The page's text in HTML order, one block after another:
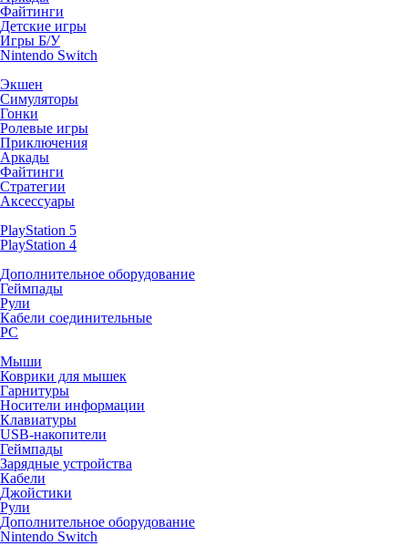
Файтинги
Детские игры
Игры Б/У
Nintendo Switch
Экшен
Симуляторы
Гонки
Ролевые игры
Приключения
Аркады
Файтинги
Стратегии
Аксессуары
PlayStation 5
PlayStation 4
Дополнительное оборудование
Геймпады
Рули
Кабели соединительные
PC
Мыши
Коврики для мышек
Гарнитуры
Носители информации
Клавиатуры
USB-накопители
Геймпады
Зарядные устройства
Кабели
Джойстики
Рули
Дополнительное оборудование
Nintendo Switch